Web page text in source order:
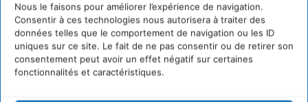
Nous le faisons pour améliorer l’expérience de navigation.
Consentir à ces technologies nous autorisera à traiter des
données telles que le comportement de navigation ou les ID
uniques sur ce site. Le fait de ne pas consentir ou de retirer son
consentement peut avoir un effet négatif sur certaines
fonctionnalités et caractéristiques.